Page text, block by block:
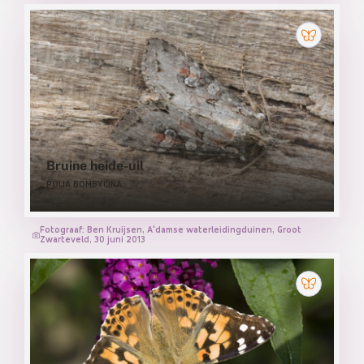
Bruine heide-uil
POLIA BOMBYCINA
Fotograaf: Ben Kruijsen, A'damse waterleidingduinen, Groot
Zwarteveld, 30 juni 2013